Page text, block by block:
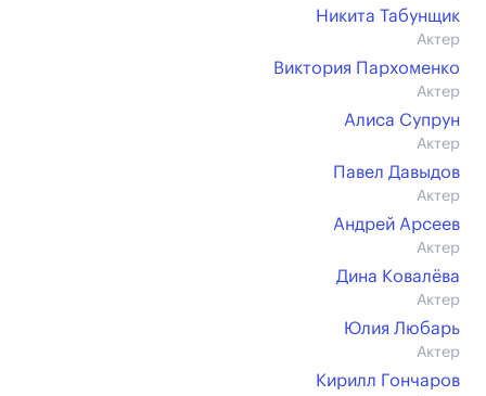
Никита Табунщик
Актер
Виктория Пархоменко
Актер
Алиса Супрун
Актер
Павел Давыдов
Актер
Андрей Арсеев
Актер
Дина Ковалёва
Актер
Юлия Любарь
Актер
Кирилл Гончаров